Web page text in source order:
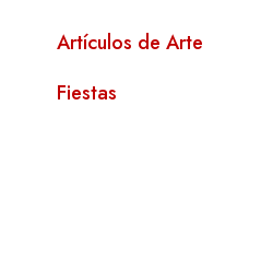
Artículos de Arte
Fiestas